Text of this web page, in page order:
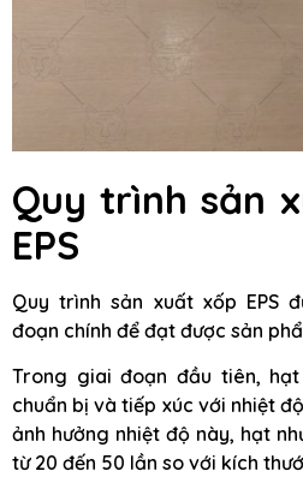
Quy trình sản
EPS
Quy trình sản xuất xốp EPS
đoạn chính để đạt được sản
Trong giai đoạn đầu tiên,
chuẩn bị và tiếp xúc với nhiệt
ảnh hưởng nhiệt độ này, hạt
từ 20 đến 50 lần so với kích